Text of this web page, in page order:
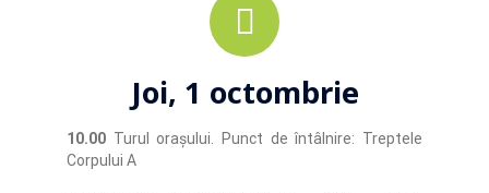
Joi, 1 octombrie
10.00 Turul orașului. Punct de întâlnire: Treptele
Corpului A